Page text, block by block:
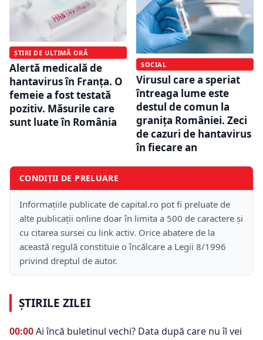
ȘTIRI DE ULTIMĂ ORĂ
Alertă medicală de
hantavirus în Franța. O
femeie a fost testată
pozitiv. Măsurile care
sunt luate în România
SOCIAL
Virusul care a speriat
întreaga lume este
destul de comun la
granița României. Zeci
de cazuri de hantavirus
în fiecare an
CONDIȚII DE PRELUARE
Informațiile publicate de capital.ro pot fi preluate de
alte publicații online doar în limita a 500 de caractere și
cu citarea sursei cu link activ. Orice abatere de la
această regulă constituie o încălcare a Legii 8/1996
privind dreptul de autor.
ȘTIRILE ZILEI
00:00Ai încă buletinul vechi? Data după care nu îl vei